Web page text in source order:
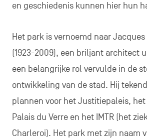
en geschiedenis kunnen hier hun
Het park is vernoemd naar
(1923-2009), een briljant architect
een belangrijke rol vervulde in de
ontwikkeling van de stad. Hij
plannen voor het Justitiepaleis,
Palais du Verre en het IMTR (het
Charleroi). Het park met zijn naam